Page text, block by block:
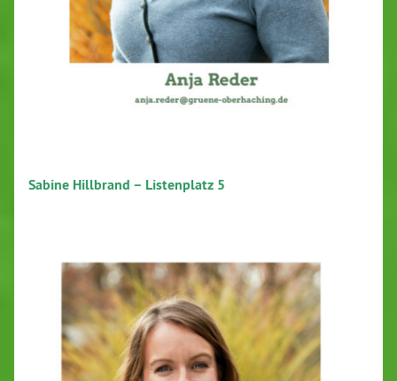
Sabine Hillbrand – Listenplatz 5